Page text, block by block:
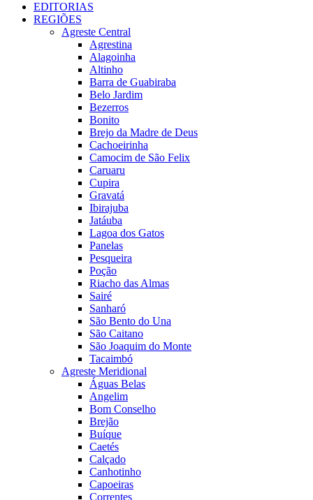
EDITORIAS
REGIÕES
Agreste Central
Agrestina
Alagoinha
Altinho
Barra de Guabiraba
Belo Jardim
Bezerros
Bonito
Brejo da Madre de Deus
Cachoeirinha
Camocim de São Felix
Caruaru
Cupira
Gravatá
Ibirajuba
Jatáuba
Lagoa dos Gatos
Panelas
Pesqueira
Poção
Riacho das Almas
Sairé
Sanharó
São Bento do Una
São Caitano
São Joaquim do Monte
Tacaimbó
Agreste Meridional
Águas Belas
Angelim
Bom Conselho
Brejão
Buíque
Caetés
Calçado
Canhotinho
Capoeiras
Correntes